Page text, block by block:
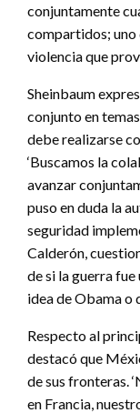
conjuntamente
compartidos; uno
violencia que
Sheinbaum
conjunto en
debe realizarse
‘Buscamos la
avanzar
puso en duda la
seguridad
Calderón,
de si la guerra fue
idea de Obama o
Respecto al
destacó que
de sus fronteras.
en Francia,